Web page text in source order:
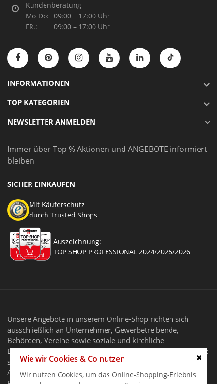
Kundenberatung
Mo-Do: 09:00 – 17:00 Uhr
FR.:
09:00 – 17:00 Uhr
INFORMATIONEN
TOP KATEGORIEN
NEWSLETTER ANMELDEN
Immer über Top % Aktionen und ANGEBOTE informiert
bleiben
SICHER EINKAUFEN
Mit Käuferschutz
durch Trusted Shops
Auszeichnung:
TOP SHOP PROFESSIONAL 2024/2025/2026
Unsere Angebote in unserem Online-Shop richten sich
ausschließlich an Unternehmer, Gewerbetreibende,
Behörden, Vereine sowie soziale und kirchliche
Einrichtungen im Sinne des § 14 BGB. Unser Angebot richtet
sich nicht an Verbraucher.
Alle Preise gelten zzgl. MwSt. und zzgl. Versandkosten. Alle
Wie wir Cookies & Co nutzen
Wir nutzen Cookies, um das Online-Shopping-Erlebnis